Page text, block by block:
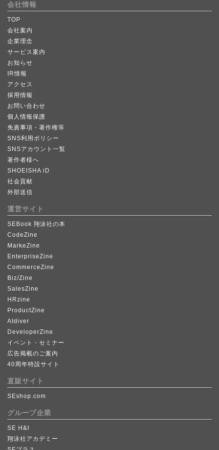
会社情報
TOP
会社案内
企業理念
サービス案内
お知らせ
IR情報
アクセス
採用情報
お問い合わせ
個人情報保護
免責事項・著作権等
SNS利用ポリシー
SNSアカウント一覧
著作者様へ
SHOEISHA iD
社会貢献
外部送信
運営サイト
SEBook 翔泳社の本
CodeZine
MarkeZine
EnterpriseZine
CommerceZine
Biz/Zine
SalesZine
HRzine
ProductZine
AIdiver
DeveloperZine
イベント・セミナー
広告掲載のご案内
40周年特設サイト
直販サイト
SEshop.com
グループ企業
SE H&I
翔泳社アカデミー